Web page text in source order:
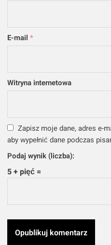
E-mail *
Witryna internetowa
Zapisz moje dane, adres e-
aby wypełnić dane podczas
Podaj wynik (liczba):
5 + pięć =